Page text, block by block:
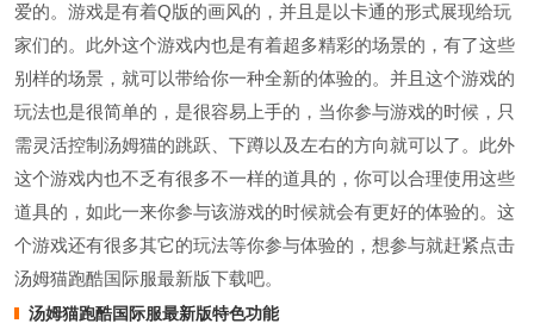
爱的。游戏是有着Q版的画风的，并且是以卡通的形式展现给玩
家们的。此外这个游戏内也是有着超多精彩的场景的，有了这些
别样的场景，就可以带给你一种全新的体验的。并且这个游戏的
玩法也是很简单的，是很容易上手的，当你参与游戏的时候，只
需灵活控制汤姆猫的跳跃、下蹲以及左右的方向就可以了。此外
这个游戏内也不乏有很多不一样的道具的，你可以合理使用这些
道具的，如此一来你参与该游戏的时候就会有更好的体验的。这
个游戏还有很多其它的玩法等你参与体验的，想参与就赶紧点击
汤姆猫跑酷国际服最新版下载吧。
汤姆猫跑酷国际服最新版特色功能